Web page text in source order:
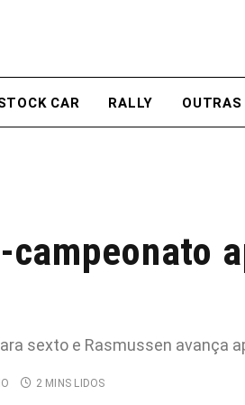
CAR RALLY OUTRAS
campeonato
sexto e Rasmussen avança
2 MINS LIDOS